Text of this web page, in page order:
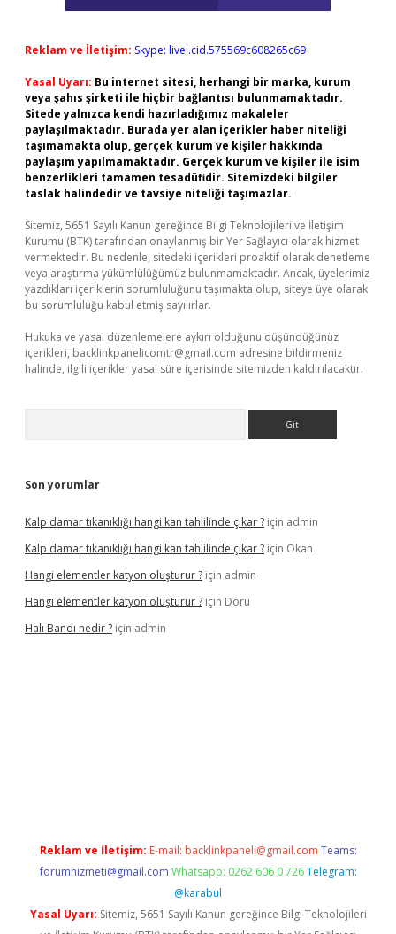
Reklam ve İletişim: Skype: live:.cid.575569c608265c69
Yasal Uyarı: Bu internet sitesi, herhangi bir marka, kurum
veya şahıs şirketi ile hiçbir bağlantısı bulunmamaktadır.
Sitede yalnızca kendi hazırladığımız makaleler
paylaşılmaktadır. Burada yer alan içerikler haber niteliği
taşımamakta olup, gerçek kurum ve kişiler hakkında
paylaşım yapılmamaktadır. Gerçek kurum ve kişiler ile isim
benzerlikleri tamamen tesadüfidir. Sitemizdeki bilgiler
taslak halindedir ve tavsiye niteliği taşımazlar.
Sitemiz, 5651 Sayılı Kanun gereğince Bilgi Teknolojileri ve İletişim
Kurumu (BTK) tarafından onaylanmış bir Yer Sağlayıcı olarak hizmet
vermektedir. Bu nedenle, sitedeki içerikleri proaktif olarak denetleme
veya araştırma yükümlülüğümüz bulunmamaktadır. Ancak, üyelerimiz
yazdıkları içeriklerin sorumluluğunu taşımakta olup, siteye üye olarak
bu sorumluluğu kabul etmiş sayılırlar.
Hukuka ve yasal düzenlemelere aykırı olduğunu düşündüğünüz
içerikleri, backlinkpanelicomtr@gmail.com adresine bildirmeniz
halinde, ilgili içerikler yasal süre içerisinde sitemizden kaldırılacaktır.
Son yorumlar
Kalp damar tıkanıklığı hangi kan tahlilinde çıkar ? için admin
Kalp damar tıkanıklığı hangi kan tahlilinde çıkar ? için Okan
Hangi elementler katyon oluşturur ? için admin
Hangi elementler katyon oluşturur ? için Doru
Halı Bandı nedir ? için admin
Reklam ve İletişim: E-mail: backlinkpaneli@gmail.com Teams:
forumhizmeti@gmail.com Whatsapp: 0262 606 0 726 Telegram:
@karabul
Yasal Uyarı: Sitemiz, 5651 Sayılı Kanun gereğince Bilgi Teknolojileri